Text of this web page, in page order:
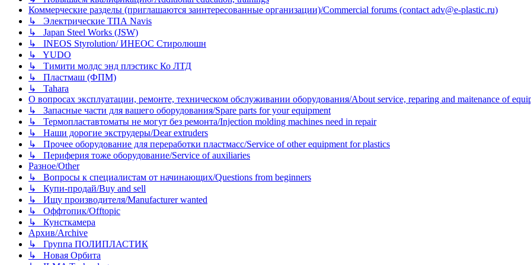
Коммерческие разделы (приглашаются заинтересованные организации)/Commercial forums (contact adv@e-plastic.ru)
↳ Электрические ТПА Navis
↳ Japan Steel Works (JSW)
↳ INEOS Styrolution/ ИНЕОС Стиролюшн
↳ YUDO
↳ Тимити молдс энд плэстикс Ко ЛТД
↳ Пластмаш (ФПМ)
↳ Tahara
О вопросах эксплуатации, ремонте, техническом обслуживании оборудования/About service, reparing and maitenance of
↳ Запасные части для вашего оборудования/Spare parts for your equipment
↳ Термопластавтоматы не могут без ремонта/Injection molding machines need in repair
↳ Наши дорогие экструдеры/Dear extruders
↳ Прочее оборудование для переработки пластмасс/Service of other equipment for plastics
↳ Периферия тоже оборудование/Service of auxiliaries
Разное/Other
↳ Вопросы к специалистам от начинающих/Questions from beginners
↳ Купи-продай/Buy and sell
↳ Ищу производителя/Manufacturer wanted
↳ Оффтопик/Offtopic
↳ Кунсткамера
Архив/Archive
↳ Группа ПОЛИПЛАСТИК
↳ Новая Орбита